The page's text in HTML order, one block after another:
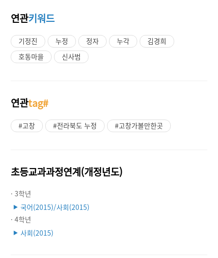
연관키워드
기정진 누정 정자 누각
김경희
호동마을
신사범
연관tag#
#고창 #전라북도 누정 #고창가볼만한곳
초등교과과정연계(개정년도)
· 3학년
▶ 국어(2015)/사회(2015)
· 4학년
▶ 사회(2015)